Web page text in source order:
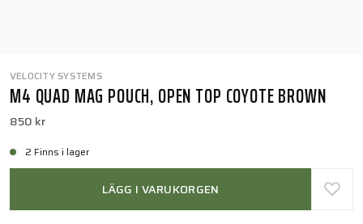
VELOCITY SYSTEMS
M4 QUAD MAG POUCH, OPEN TOP COYOTE BROWN
850 kr
2 Finns i lager
LÄGG I VARUKORGEN